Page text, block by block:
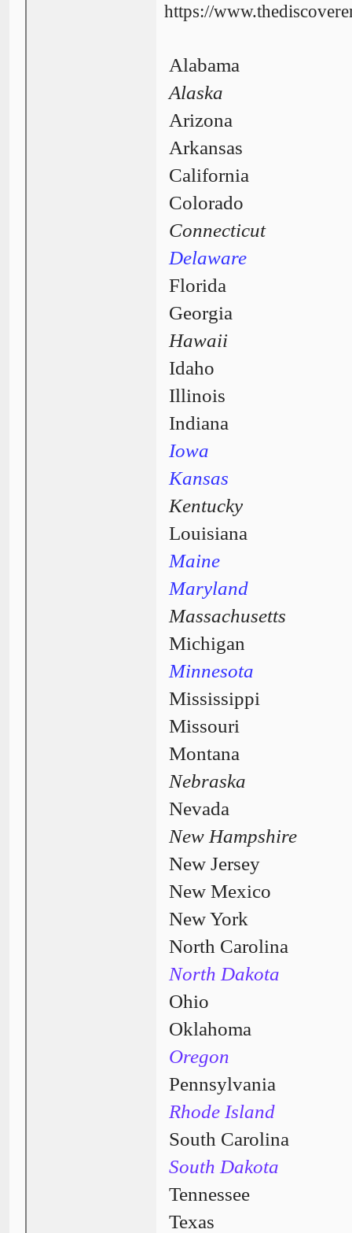
https://
Alabama
Alaska
Arizona
Arkansas
California
Colorado
Connecticut
Delaware
Florida
Georgia
Hawaii
Idaho
Illinois
Indiana
Iowa
Kansas
Kentucky
Louisiana
Maine
Maryland
Massachusetts
Michigan
Minnesota
Mississippi
Missouri
Montana
Nebraska
Nevada
New Hampshire
New Jersey
New Mexico
New York
North Carolina
North Dakota
Ohio
Oklahoma
Oregon
Pennsylvania
Rhode Island
South Carolina
South Dakota
Tennessee
Texas